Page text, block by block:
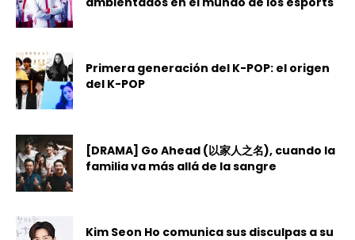
Primera generación del K-POP: el origen
del K-POP
[DRAMA] Go Ahead (以家人之名), cuando la
familia va más allá de la sangre
Kim Seon Ho comunica sus disculpas a su